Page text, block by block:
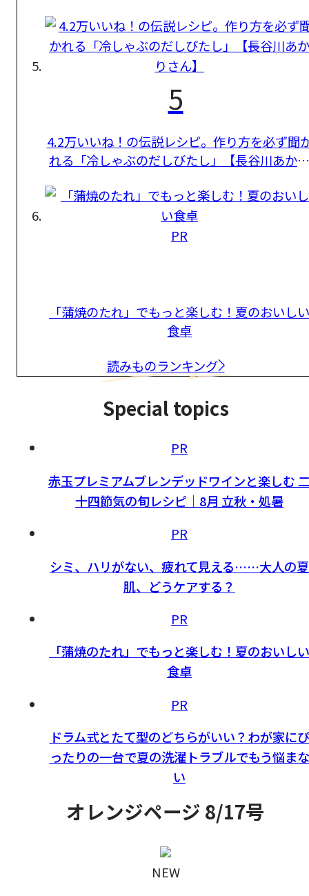
5
4.2万いいね！の伝説レシピ。作り方を必ず聞
れる「冷しゃぶのだしびたし」【長谷川あかり
PR
「蒲焼のたれ」でもっと楽しむ！夏のおいしい
食卓
読みものランキング
Special topics
PR
赤玉プレミアムブレンデッドワインと楽しむ
十四節気の旬レシピ｜8月 立秋・処暑
PR
シミ、ハリがない、疲れて見える……大人の夏
肌、どうケアする？
PR
「蒲焼のたれ」でもっと楽しむ！夏のおいしい
食卓
PR
ドラム式とたて型のどちらがいい？わが家にぴ
ったりの一台で夏の洗濯トラブルでもう悩まな
い
オレンジページ 8/17号
NEW